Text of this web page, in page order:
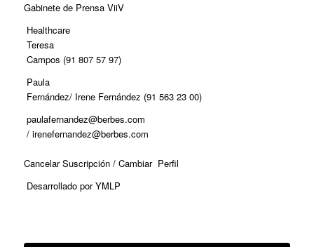
Gabinete de Prensa ViiV
Healthcare
Teresa
Campos (91 807 57 97)
Paula
Fernández/ Irene Fernández (91 563 23 00)
paulafernandez@berbes.com
/ irenefernandez@berbes.com
Cancelar Suscripción / Cambiar Perfil
Desarrollado por YMLP